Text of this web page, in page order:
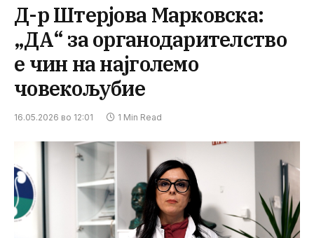
Д-р Штерјова Марковска:
„ДА“ за органодарителство
е чин на најголемо
човекољубие
16.05.2026 во 12:01 1 Min Read